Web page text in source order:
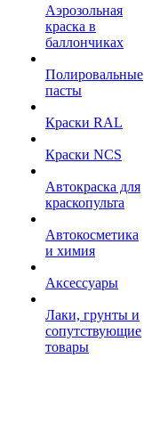
Аэрозольная
краска в
баллончиках
Полировальные
пасты
Краски RAL
Краски NCS
Автокраска для
краскопульта
Автокосметика
и химия
Аксессуары
Лаки, грунты и
сопутствующие
товары